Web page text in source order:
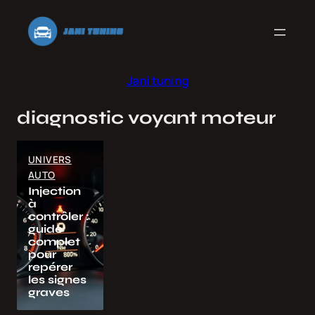
Jani tuning
diagnostic voyant moteur
UNIVERS
AUTO
Injection
à
contrôler :
guide
complet
pour
repérer
les signes
graves